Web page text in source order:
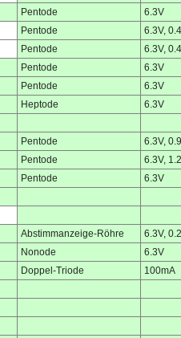
Pentode
6.3V
Pentode
6.3V,
Pentode
6.3V,
Pentode
6.3V
Pentode
6.3V
Heptode
6.3V
Pentode
6.3V,
Pentode
6.3V,
Pentode
6.3V
Abstimmanzeige-Röhre
6.3V,
Nonode
6.3V
Doppel-Triode
100mA